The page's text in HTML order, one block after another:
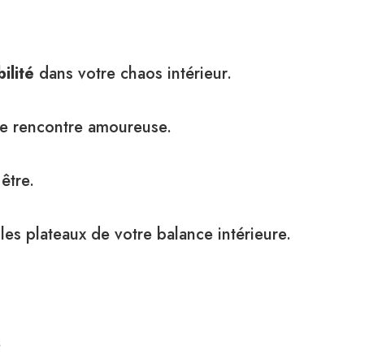
dans votre chaos intérieur.
rencontre amoureuse.
plateaux de votre balance intérieure.